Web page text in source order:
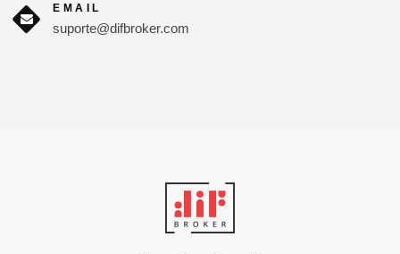
EMAIL
suporte@difbroker.com